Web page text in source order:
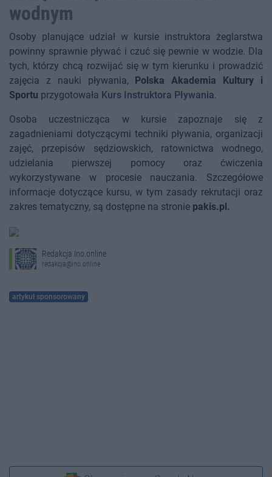
wodnym
Osoby planujące udział w kursie instruktora żeglarstwa
powinny sprawnie pływać i czuć się pewnie w wodzie. Dla
tych, którzy chcą rozwijać się w tym kierunku i prowadzić
zajęcia z nauki pływania,
Polska Akademia Kultury i
Sportu przygotowała Kurs Instruktora Pływania.
Osoba uczestnicząca w kursie zapoznaje się z
zagadnieniami dotyczącymi techniki pływania, organizacji
zajęć, przepisów sędziowskich, ratownictwa wodnego,
udzielania pierwszej pomocy oraz ćwiczenia
wykorzystywane w procesie nauczania. Szczegółowe
informacje dotyczące kursu, w tym zasady rekrutacji oraz
zakres tematyczny, są dostępne na stronie pakis.pl.
Redakcja Ino.online
redakcja@ino.online
artykuł sponsorowany